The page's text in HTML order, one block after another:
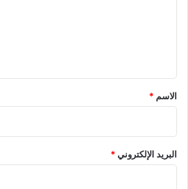
*
الاسم *
البريد الإلكتروني*